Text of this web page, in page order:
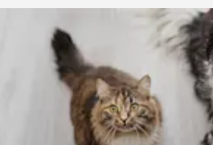
Trusted
4,74/ 5